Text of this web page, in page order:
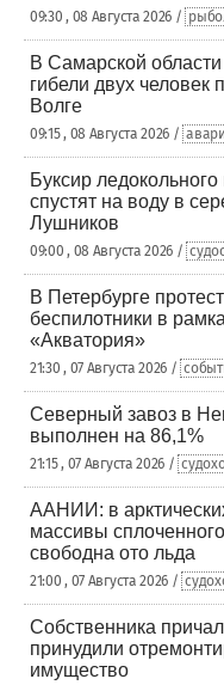
09:30 , 08 Августа 2026 /
В Самарской
гибели двух человек
Волге
09:15 , 08 Августа 2026 /
Буксир
спустят на воду в
Лушников
09:00 , 08 Августа 2026 /
В Петербурге
беспилотники в
«Акватория»
21:30 , 07 Августа 2026 /
Северный завоз в
выполнен на 86,1%
21:15 , 07 Августа 2026 /
ААНИИ: в
массивы
свободна ото льда
21:00 , 07 Августа 2026 /
Собственника
принудили
имущество